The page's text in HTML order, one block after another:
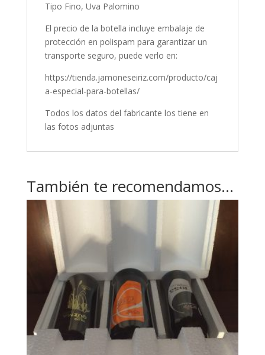
Tipo Fino, Uva Palomino
El precio de la botella incluye embalaje de
protección en polispam para garantizar un
transporte seguro, puede verlo en:
https://tienda.jamoneseiriz.com/producto/caj
a-especial-para-botellas/
Todos los datos del fabricante los tiene en
las fotos adjuntas
También te recomendamos…